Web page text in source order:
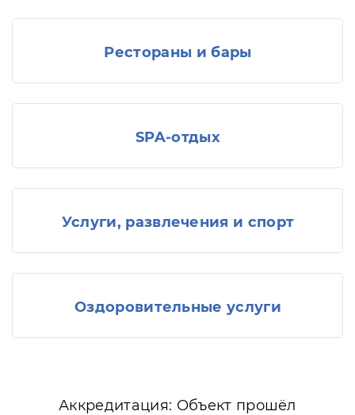
Рестораны и бары
SPA-отдых
Услуги, развлечения и спорт
Оздоровительные услуги
Аккредитация: Объект прошёл